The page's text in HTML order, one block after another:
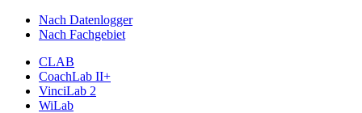
Nach Datenlogger
Nach Fachgebiet
CLAB
CoachLab II+
VinciLab 2
WiLab